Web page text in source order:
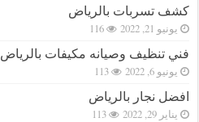
كشف تسربات بالرياض
يونيو 21, 2022 116
فني تنظيف وصيانه مكيفات بالرياض
يونيو 6, 2022 113
افضل نجار بالرياض
يناير 29, 2022 113